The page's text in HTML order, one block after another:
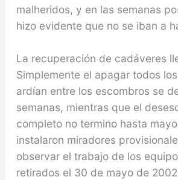
malheridos, y en las semanas
hizo evidente que no se iban a
La recuperación de cadáveres
Simplemente el apagar todos
ardían entre los escombros se
semanas, mientras que el
completo no termino hasta
instalaron miradores
observar el trabajo de los
retirados el 30 de mayo de